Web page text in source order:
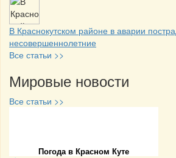
В Краснокутском районе в аварии
несовершеннолетние
Все статьи >>
Мировые новости
Все статьи >>
Погода в Красном Куте